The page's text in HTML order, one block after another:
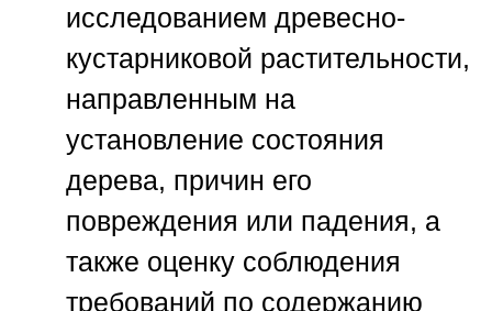
исследованием древесно-
кустарниковой растительности,
направленным на
установление состояния
дерева, причин его
повреждения или падения, а
также оценку соблюдения
требований по содержанию